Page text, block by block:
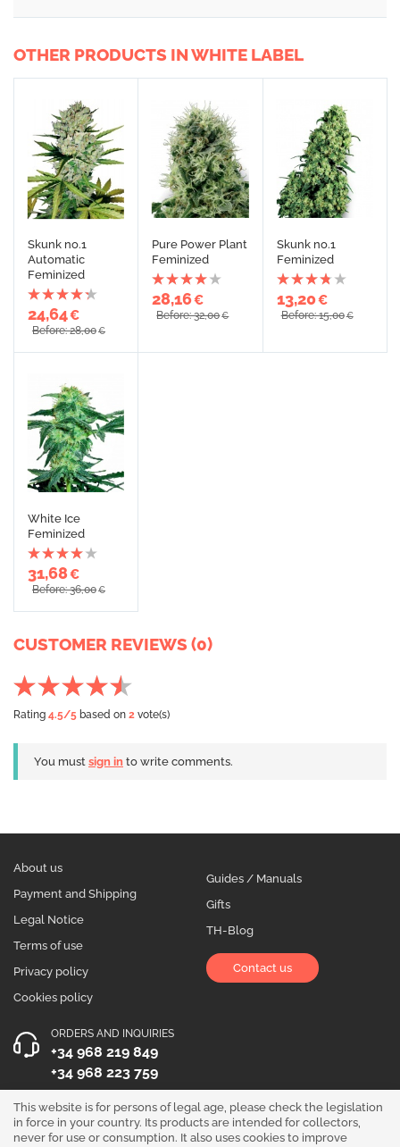
OTHER PRODUCTS IN WHITE LABEL
Skunk no.1
Automatic
Feminized
24,64€
Before: 28,00€
Pure Power Plant
Feminized
28,16€
Before: 32,00€
Skunk no.1
Feminized
13,20€
Before: 15,00€
White Ice
Feminized
31,68€
Before: 36,00€
CUSTOMER REVIEWS (0)
Rating 4.5/5 based on 2 vote(s)
You must sign in to write comments.
About us
Payment and Shipping
Legal Notice
Terms of use
Privacy policy
Cookies policy
Guides / Manuals
Gifts
TH-Blog
Contact us
ORDERS AND INQUIRIES
+34 968 219 849
+34 968 223 759
OPENING HOURS
Monday to Friday 10:00 - 19:00
This website is for persons of legal age, please check the legislation
in force in your country. Its products are intended for collectors,
never for use or consumption. It also uses cookies to improve